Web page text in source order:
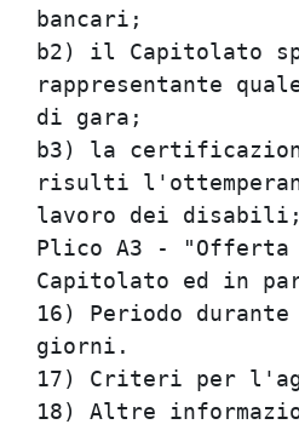
b2) il
rappresentante
di
b3) la
risulti
Plico A3 -
Capitolato
16) Periodo
17) Criteri
18) Altre